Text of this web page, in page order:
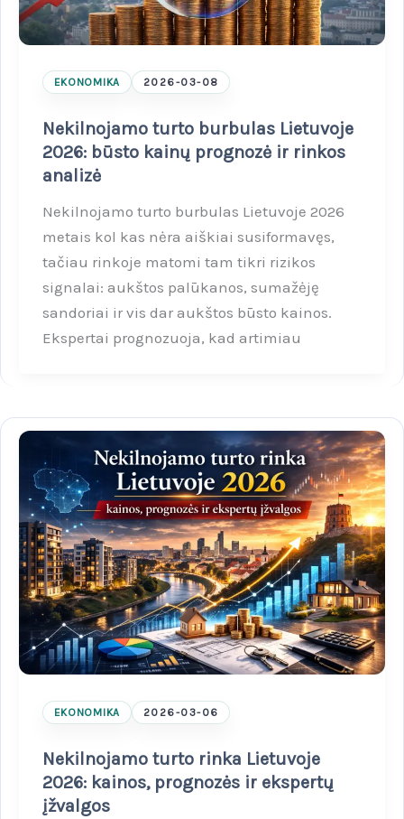
EKONOMIKA 2026-03-08
Nekilnojamo turto burbulas Lietuvoje
2026: būsto kainų prognozė ir rinkos
analizė
Nekilnojamo turto burbulas Lietuvoje 2026
metais kol kas nėra aiškiai susiformavęs,
tačiau rinkoje matomi tam tikri rizikos
signalai: aukštos palūkanos, sumažėję
sandoriai ir vis dar aukštos būsto kainos.
Ekspertai prognozuoja, kad artimiau
EKONOMIKA 2026-03-06
Nekilnojamo turto rinka Lietuvoje
2026: kainos, prognozės ir ekspertų
įžvalgos